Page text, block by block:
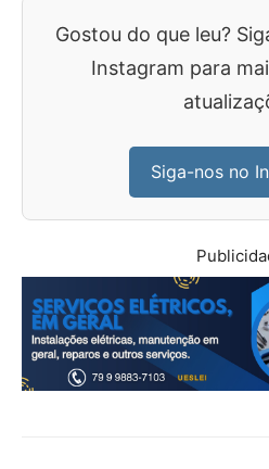
Gostou do que leu?
Instagram para
Siga-nos no